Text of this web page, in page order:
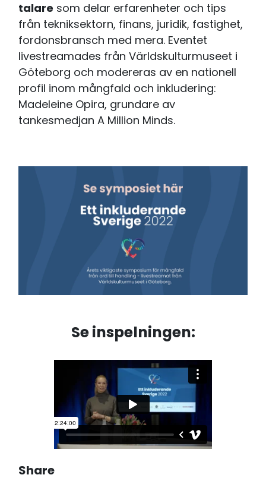
talare som delar erfarenheter och tips
från tekniksektorn, finans, juridik, fastighet,
fordonsbransch med mera. Eventet
livestreamades från Världskulturmuseet i
Göteborg och modereras av en nationell
profil inom mångfald och inkludering:
Madeleine Opira, grundare av
tankesmedjan A Million Minds.
Se inspelningen:
Share